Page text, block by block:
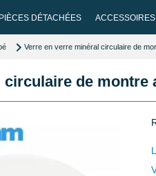
PIÈCES DÉTACHÉES ACCESSOIRES
Verre en verre minéral circulaire de
de montre